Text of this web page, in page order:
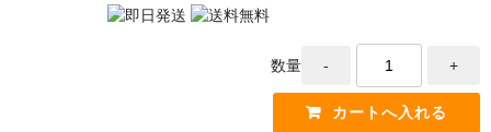
数量